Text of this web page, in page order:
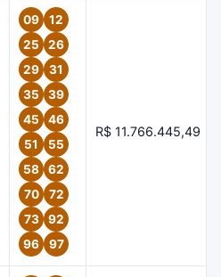
09
12
25
26
29
31
35
39
45
46
51
55
58
62
70
72
73
92
96
97
R$ 11.766.445,49